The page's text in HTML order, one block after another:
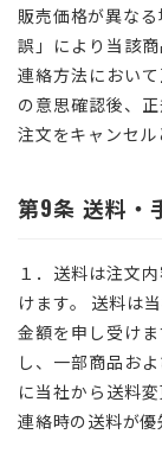
販売価格が異な
誤」により当該
連絡方法におい
の意思確認後、
注文をキャンセル
第9条 送料・
１．送料は注文
けます。 送料は
金額を申し受け
し、一部商品お
に当社から送料
連絡時の送料が優